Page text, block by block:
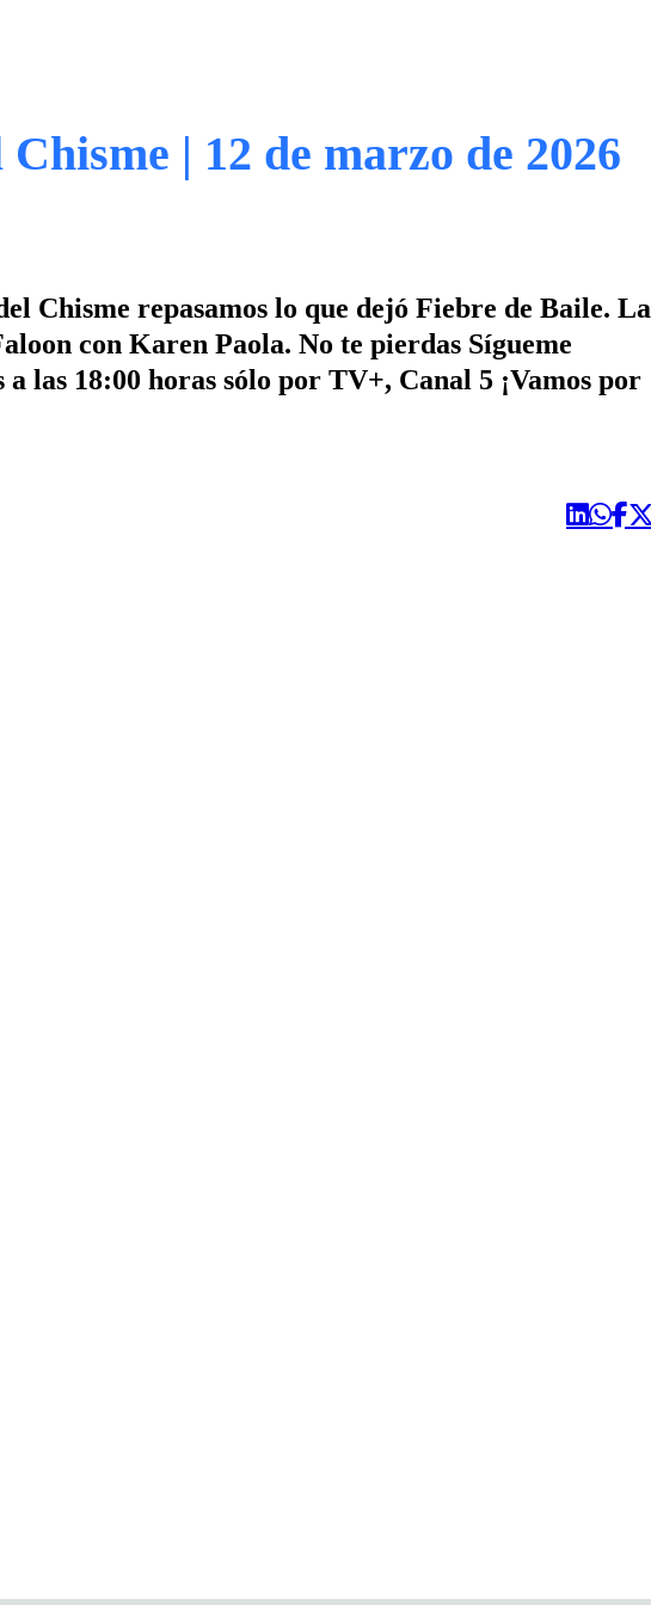
Chisme | 12 de marzo de 2026
Chisme repasamos lo que dejó Fiebre de Baile. La
con Karen Paola. No te pierdas Sígueme
a las 18:00 horas sólo por TV+, Canal 5 ¡Vamos por